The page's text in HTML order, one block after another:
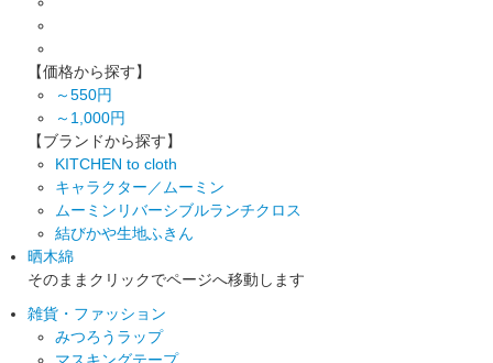
【価格から探す】
～550円
～1,000円
【ブランドから探す】
KITCHEN to cloth
キャラクター／ムーミン
ムーミンリバーシブルランチクロス
結びかや生地ふきん
晒木綿
そのままクリックでページへ移動します
雑貨・ファッション
みつろうラップ
マスキングテープ